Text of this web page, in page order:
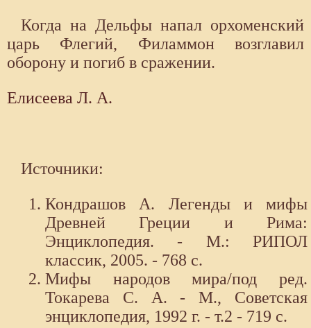
Когда на Дельфы напал орхоменский
царь Флегий, Фи­ламмон возглавил
оборону и погиб в сражении.
Елисеева Л. А.
Источники:
Кондрашов А. Легенды и мифы
Древней Греции и Рима:
Энциклопедия. - М.: РИПОЛ
классик, 2005. - 768 с.
Мифы народов мира/под ред.
Токарева С. А. - М., Советская
энциклопедия, 1992 г. - т.2 - 719 с.